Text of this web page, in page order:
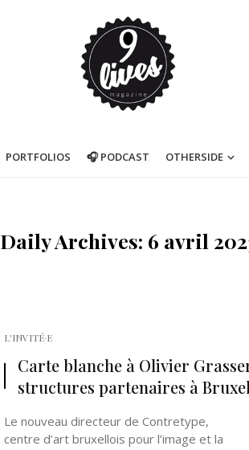
PORTFOLIOS 🎧 PODCAST OTHERSIDE
Daily Archives: 6 avril
L'INVITÉ·E
Carte blanche à Olivier
structures partenaires à
Le nouveau directeur de Contretype,
centre d’art bruxellois pour l’image et la